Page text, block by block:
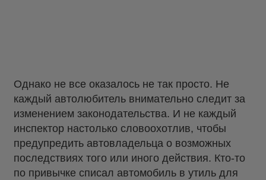
Однако не все оказалось не так просто. Не
каждый автолюбитель внимательно следит за
изменением законодательства. И не каждый
инспектор настолько словоохотлив, чтобы
предупредить автовладельца о возможных
последствиях того или иного действия. Кто-то
по привычке списал автомобиль в утиль для